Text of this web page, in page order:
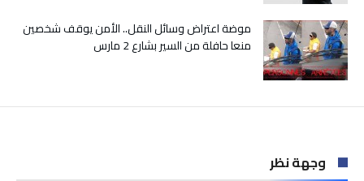
موضة اعتراض وسائل النقل.. الأمن يوقف شخصين
منعا حافلة من السير بشارع 2 مارس
وجهة نظر